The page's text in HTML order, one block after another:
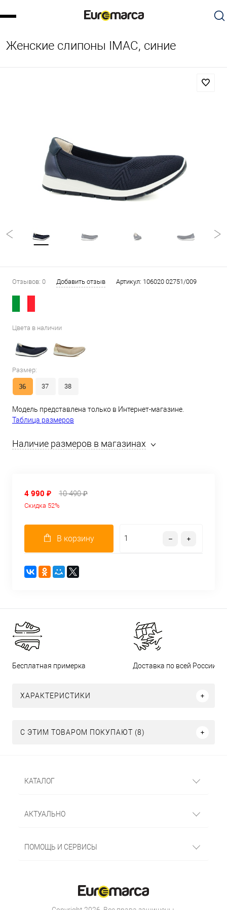
Женские слипоны IMAC, синие
Отзывов: 0 Добавить отзыв Артикул: 106020 02751/009
Цвета в наличии
Размер:
36 37 38
Модель представлена только в Интернет-магазине.
Таблица размеров
Наличие размеров в магазинах
4 990 ₽ 10 490 ₽
Скидка 52%
В корзину
Бесплатная примерка Доставка по всей России
ХАРАКТЕРИСТИКИ
С ЭТИМ ТОВАРОМ ПОКУПАЮТ (8)
КАТАЛОГ
АКТУАЛЬНО
ПОМОЩЬ И СЕРВИСЫ